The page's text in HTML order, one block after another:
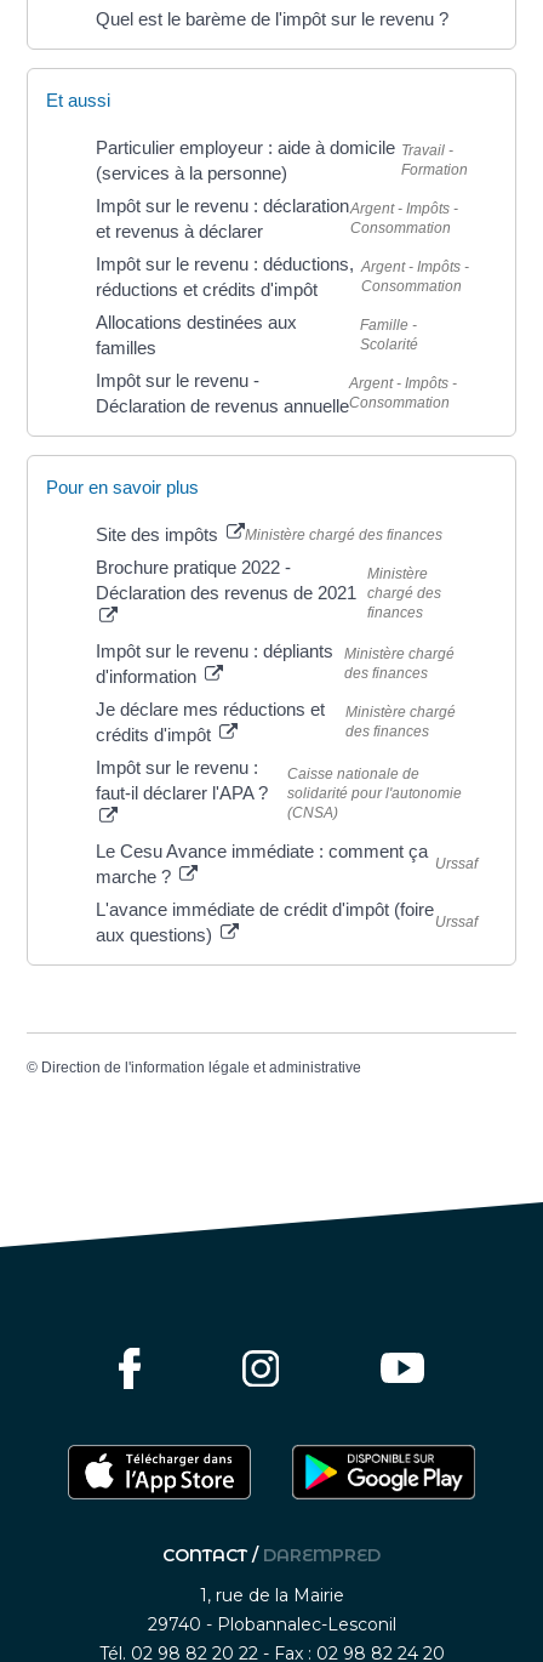
Quel est le barème de l'impôt sur le revenu ?
Et aussi
Particulier employeur : aide à domicile
(services à la personne)
Travail -
Formation
Impôt sur le revenu : déclaration
et revenus à déclarer
Argent - Impôts -
Consommation
Impôt sur le revenu : déductions,
réductions et crédits d'impôt
Argent - Impôts -
Consommation
Allocations destinées aux
familles
Famille -
Scolarité
Impôt sur le revenu -
Déclaration de revenus annuelle
Argent - Impôts -
Consommation
Pour en savoir plus
Site des impôts Ministère chargé des finances
Brochure pratique 2022 -
Déclaration des revenus de 2021
Ministère
chargé des
finances
Impôt sur le revenu : dépliants
d'information
Ministère chargé
des finances
Je déclare mes réductions et
crédits d'impôt
Ministère chargé
des finances
Impôt sur le revenu :
faut-il déclarer l'APA ?
Caisse nationale de
solidarité pour l'autonomie
(CNSA)
Le Cesu Avance immédiate : comment ça
marche ?
Urssaf
L'avance immédiate de crédit d'impôt (foire
aux questions)
Urssaf
© Direction de l'information légale et administrative
CONTACT / DAREMPRED
1, rue de la Mairie
29740 - Plobannalec-Lesconil
Tél. 02 98 82 20 22 - Fax : 02 98 82 24 20